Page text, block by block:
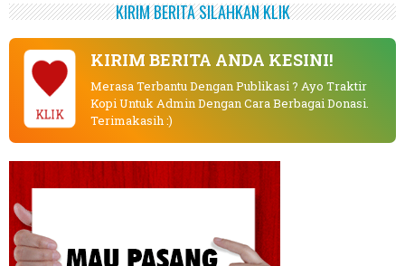
KIRIM BERITA SILAHKAN KLIK
KLIK
KIRIM BERITA ANDA KESINI!
Merasa Terbantu Dengan Publikasi ? Ayo Traktir
Kopi Untuk Admin Dengan Cara Berbagai Donasi.
Terimakasih :)